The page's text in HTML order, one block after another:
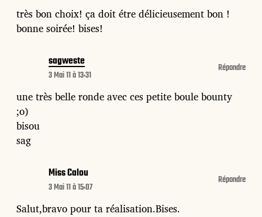
très bon choix! ça doit étre délicieusement bon !
bonne soirée! bises!
sagweste
3 Mai 11 à 13:31
une très belle ronde avec ces petite boule bounty
;o)
bisou
sag
Répondre
Miss Calou
3 Mai 11 à 15:07
Salut,bravo pour ta réalisation.Bises.
Répondre